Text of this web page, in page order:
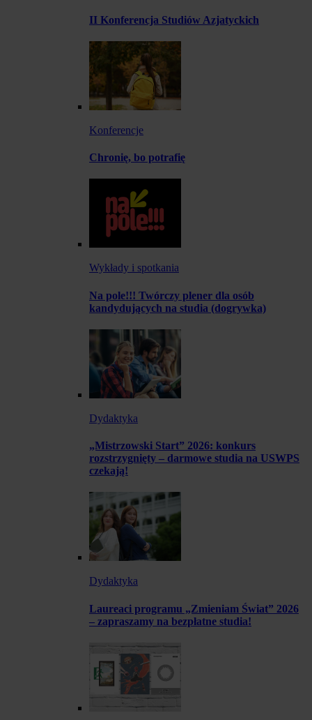
II Konferencja Studiów Azjatyckich
Konferencje
Chronię, bo potrafię
Wykłady i spotkania
Na pole!!! Twórczy plener dla osób
kandydujących na studia (dogrywka)
Dydaktyka
„Mistrzowski Start” 2026: konkurs
rozstrzygnięty – darmowe studia na USWPS
czekają!
Dydaktyka
Laureaci programu „Zmieniam Świat” 2026
– zapraszamy na bezpłatne studia!